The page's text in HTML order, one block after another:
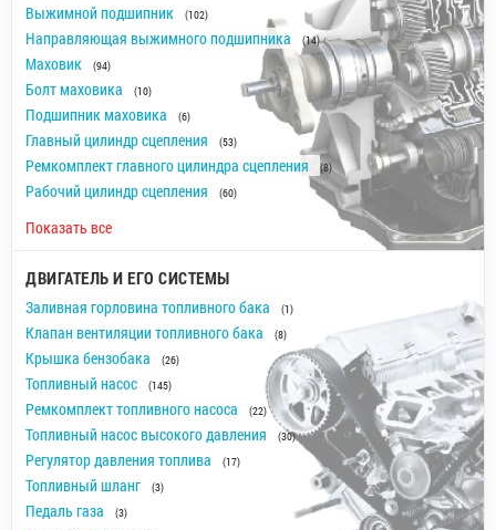
Выжимной подшипник (102)
Направляющая выжимного подшипника (14)
Маховик (94)
Болт маховика (10)
Подшипник маховика (6)
Главный цилиндр сцепления (53)
Ремкомплект главного цилиндра сцепления (8)
Рабочий цилиндр сцепления (60)
Показать все
ДВИГАТЕЛЬ И ЕГО СИСТЕМЫ
Заливная горловина топливного бака (1)
Клапан вентиляции топливного бака (8)
Крышка бензобака (26)
Топливный насос (145)
Ремкомплект топливного насоса (22)
Топливный насос высокого давления (30)
Регулятор давления топлива (17)
Топливный шланг (3)
Педаль газа (3)